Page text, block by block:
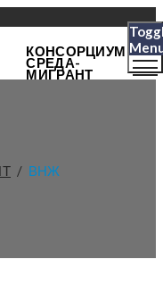
КОНСОРЦИУМ
СРЕДА-
МИГРАНТ
/ ВНЖ